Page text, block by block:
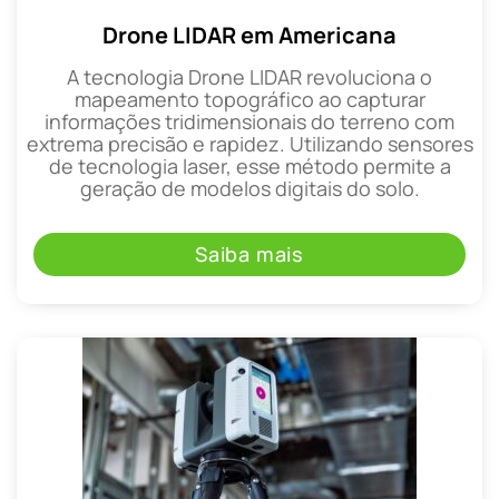
Drone LIDAR em Americana
A tecnologia Drone LIDAR revoluciona o
mapeamento topográfico ao capturar
informações tridimensionais do terreno com
extrema precisão e rapidez. Utilizando sensores
de tecnologia laser, esse método permite a
geração de modelos digitais do solo.
Saiba mais